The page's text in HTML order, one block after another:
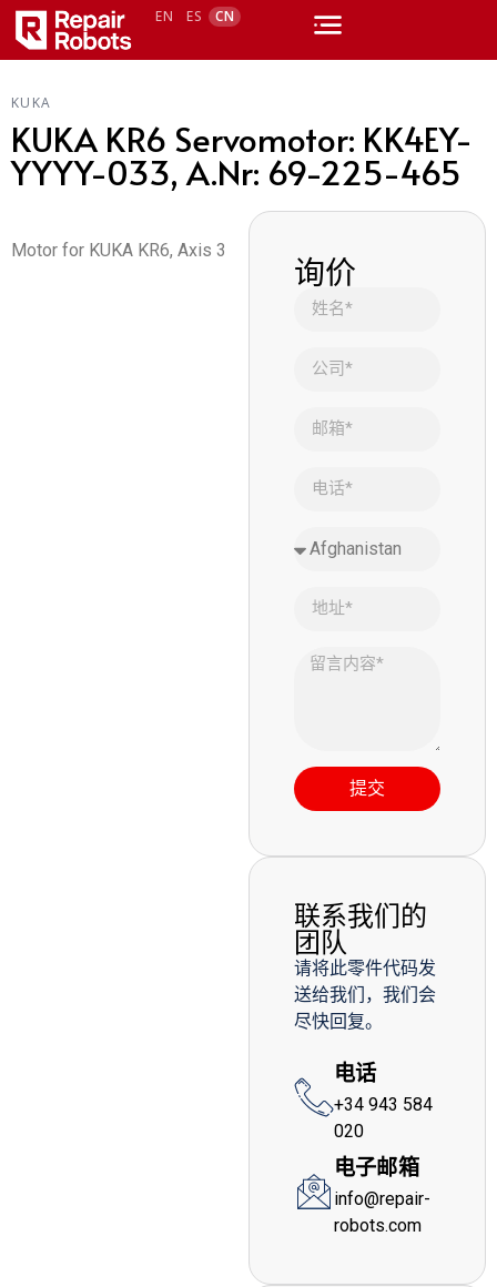
EN ES CN
KUKA
KUKA KR6 Servomotor: KK4EY-
YYYY-033, A.Nr: 69-225-465
Motor for KUKA KR6, Axis 3 询价
提交
联系我们的
团队
请将此零件代码发
送给我们，我们会
尽快回复。
电话
+34 943 584
020
电子邮箱
info@repair-
robots.com